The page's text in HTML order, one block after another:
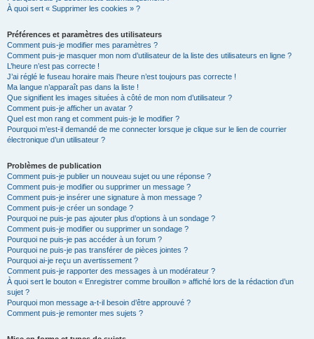
À quoi sert « Supprimer les cookies » ?
Préférences et paramètres des utilisateurs
Comment puis-je modifier mes paramètres ?
Comment puis-je masquer mon nom d’utilisateur de la liste des utilisateurs en ligne ?
L’heure n’est pas correcte !
J’ai réglé le fuseau horaire mais l’heure n’est toujours pas correcte !
Ma langue n’apparaît pas dans la liste !
Que signifient les images situées à côté de mon nom d’utilisateur ?
Comment puis-je afficher un avatar ?
Quel est mon rang et comment puis-je le modifier ?
Pourquoi m’est-il demandé de me connecter lorsque je clique sur le lien de courrier
électronique d’un utilisateur ?
Problèmes de publication
Comment puis-je publier un nouveau sujet ou une réponse ?
Comment puis-je modifier ou supprimer un message ?
Comment puis-je insérer une signature à mon message ?
Comment puis-je créer un sondage ?
Pourquoi ne puis-je pas ajouter plus d’options à un sondage ?
Comment puis-je modifier ou supprimer un sondage ?
Pourquoi ne puis-je pas accéder à un forum ?
Pourquoi ne puis-je pas transférer de pièces jointes ?
Pourquoi ai-je reçu un avertissement ?
Comment puis-je rapporter des messages à un modérateur ?
À quoi sert le bouton « Enregistrer comme brouillon » affiché lors de la rédaction d’un
sujet ?
Pourquoi mon message a-t-il besoin d’être approuvé ?
Comment puis-je remonter mes sujets ?